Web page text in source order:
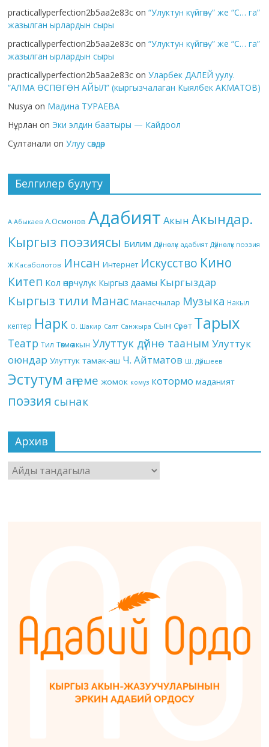
practicallyperfection2b5aa2e83c on“Улуктун күйгөнү” же “С… га”
жазылган ырлардын сыры
practicallyperfection2b5aa2e83c on“Улуктун күйгөнү” же “С… га”
жазылган ырлардын сыры
practicallyperfection2b5aa2e83c onУларбек ДАЛЕЙ уулу.
“АЛМА ӨСПӨГӨН АЙЫЛ” (кыргызчалаган Кыялбек АКМАТОВ)
Nusya on Мадина ТУРАЕВА
Нұрлан on Эки элдин баатыры — Кайдоол
Султанали onУлуу сөздөр
Белгилер булуту
А.Абыкаев А.Осмонов Адабият Акын Акындар.
Кыргыз поэзиясы Билим Дүйнөлүк адабият Дүйнөлүк поэзия
Ж.Касаболотов Инсан Интернет Искусство Кино
Китеп Кол өнөрчүлүк Кыргыз даамы Кыргыздар
Кыргыз тили Манас Манасчылар Музыка Накыл
кептер Нарк О. Шакир Салт Санжыра Сын Сүрөт Тарых
Театр Тил Төкмө акын Улуттук дүйнө тааным Улуттук
оюндар Улуттук тамак-аш Ч. Айтматов Ш. Дүйшеев
Эстутум аңгеме жомок комуз котормо маданият
поэзия сынак
Архив
Архив